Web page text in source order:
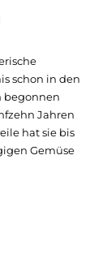
schon in den
begonnen
Jahren
hat sie bis
Gemüse